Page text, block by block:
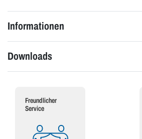
Informationen
Downloads
Freundlicher
Service